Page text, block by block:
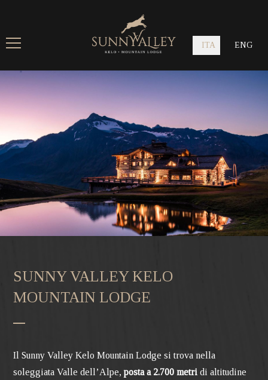
ITA ENG
SUNNY VALLEY KELO
MOUNTAIN LODGE
Il Sunny Valley Kelo Mountain Lodge si trova nella
soleggiata Valle dell’Alpe,posta a 2.700 metri di altitudine